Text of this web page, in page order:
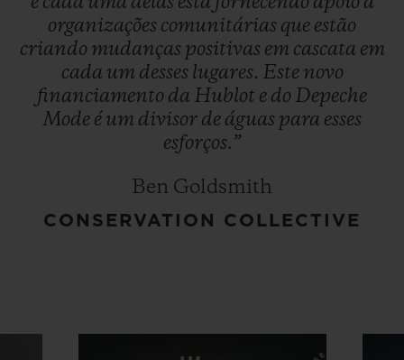
organizações comunitárias que estão
criando mudanças positivas em cascata em
cada um desses lugares. Este novo
financiamento da Hublot e do Depeche
Mode é um divisor de águas para esses
esforços.”
Ben Goldsmith
CONSERVATION COLLECTIVE